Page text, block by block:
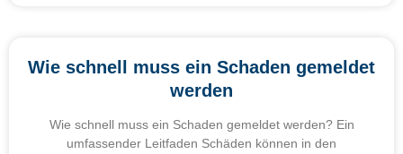
Wie schnell muss ein Schaden gemeldet
werden
Wie schnell muss ein Schaden gemeldet werden? Ein
umfassender Leitfaden Schäden können in den